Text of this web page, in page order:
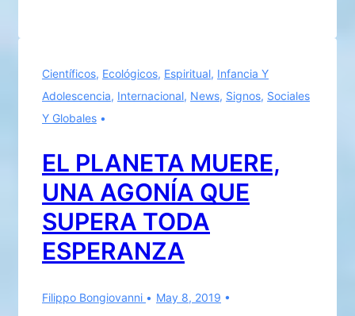
historia
continúa
con
mismo
epílogo..!
Científicos, Ecológicos, Espiritual, Infancia Y
Adolescencia, Internacional, News, Signos, Sociales
Y Globales
EL PLANETA MUERE,
UNA AGONÍA QUE
SUPERA TODA
ESPERANZA
Filippo Bongiovanni May 8, 2019